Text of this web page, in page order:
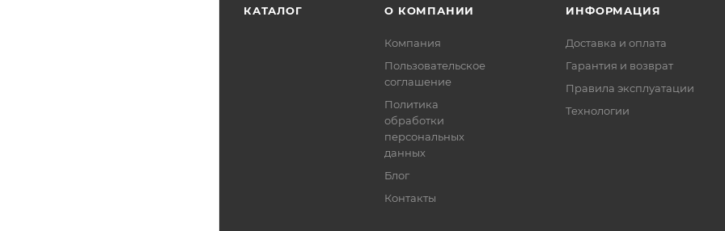
КАТАЛОГ О КОМПАНИИ
Компания
Пользовательское
соглашение
Политика
обработки
персональных
данных
Блог
Контакты
ИНФОРМАЦИЯ
Доставка и оплата
Гарантия и возврат
Правила эксплуатации
Технологии